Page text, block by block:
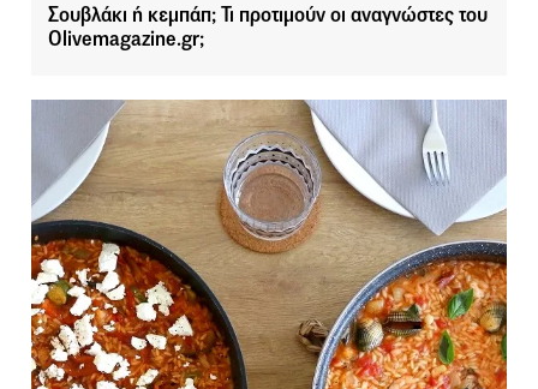
Σουβλάκι ή κεμπάπ; Τι προτιμούν οι αναγνώστες του
Olivemagazine.gr;